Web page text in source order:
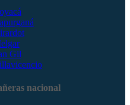
Gil
nacional